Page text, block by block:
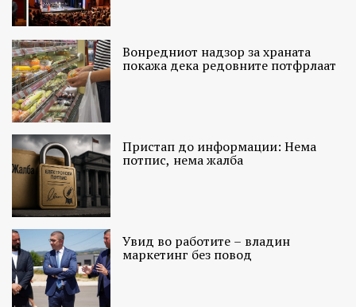
Вонредниот надзор за храната
покажа дека редовните потфрлаат
Пристап до информации: Нема
потпис, нема жалба
Увид во работите – владин
маркетинг без повод